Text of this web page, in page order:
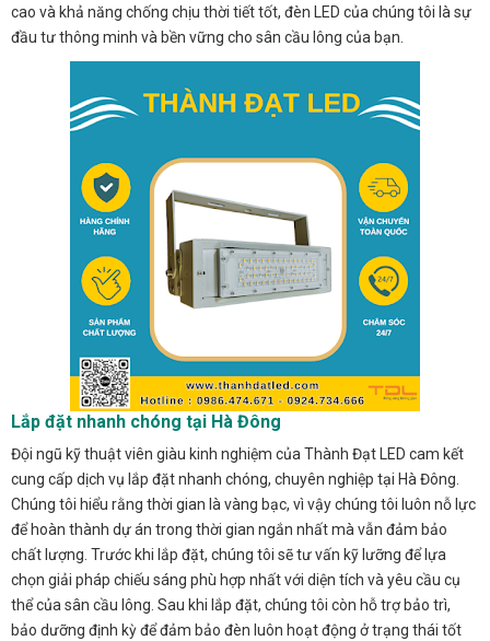
cao và khả năng chống chịu thời tiết tốt, đèn LED của chúng tôi là sự
đầu tư thông minh và bền vững cho sân cầu lông của bạn.
Lắp đặt nhanh chóng tại Hà Đông
Đội ngũ kỹ thuật viên giàu kinh nghiệm của Thành Đạt LED cam kết
cung cấp dịch vụ lắp đặt nhanh chóng, chuyên nghiệp tại Hà Đông.
Chúng tôi hiểu rằng thời gian là vàng bạc, vì vậy chúng tôi luôn nỗ lực
để hoàn thành dự án trong thời gian ngắn nhất mà vẫn đảm bảo
chất lượng. Trước khi lắp đặt, chúng tôi sẽ tư vấn kỹ lưỡng để lựa
chọn giải pháp chiếu sáng phù hợp nhất với diện tích và yêu cầu cụ
thể của sân cầu lông. Sau khi lắp đặt, chúng tôi còn hỗ trợ bảo trì,
bảo dưỡng định kỳ để đảm bảo đèn luôn hoạt động ở trạng thái tốt